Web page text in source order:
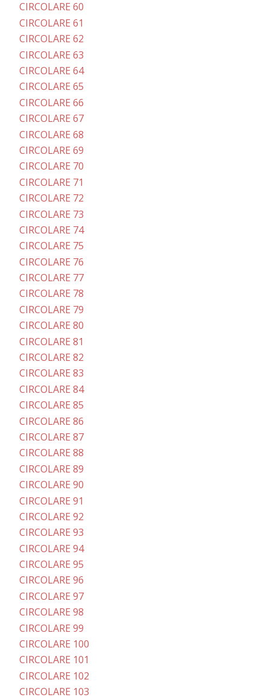
CIRCOLARE 60
CIRCOLARE 61
CIRCOLARE 62
CIRCOLARE 63
CIRCOLARE 64
CIRCOLARE 65
CIRCOLARE 66
CIRCOLARE 67
CIRCOLARE 68
CIRCOLARE 69
CIRCOLARE 70
CIRCOLARE 71
CIRCOLARE 72
CIRCOLARE 73
CIRCOLARE 74
CIRCOLARE 75
CIRCOLARE 76
CIRCOLARE 77
CIRCOLARE 78
CIRCOLARE 79
CIRCOLARE 80
CIRCOLARE 81
CIRCOLARE 82
CIRCOLARE 83
CIRCOLARE 84
CIRCOLARE 85
CIRCOLARE 86
CIRCOLARE 87
CIRCOLARE 88
CIRCOLARE 89
CIRCOLARE 90
CIRCOLARE 91
CIRCOLARE 92
CIRCOLARE 93
CIRCOLARE 94
CIRCOLARE 95
CIRCOLARE 96
CIRCOLARE 97
CIRCOLARE 98
CIRCOLARE 99
CIRCOLARE 100
CIRCOLARE 101
CIRCOLARE 102
CIRCOLARE 103